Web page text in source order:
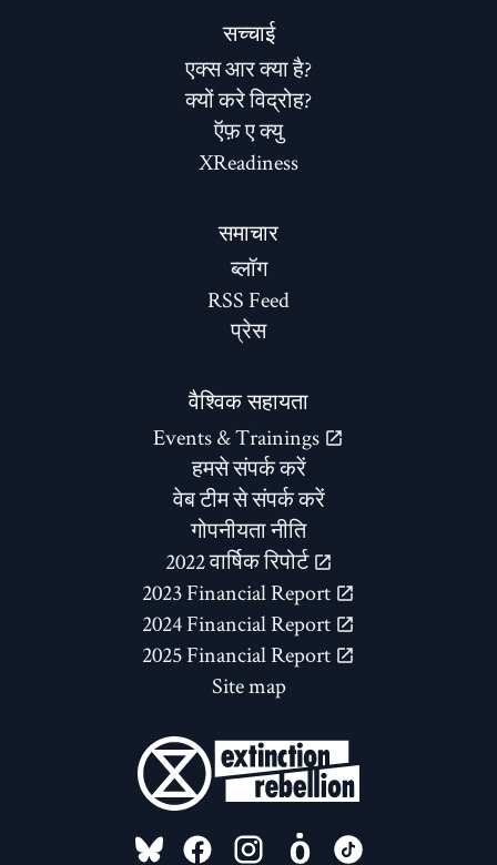
सच्चाई
एक्स आर क्या है?
क्यों करे विद्रोह?
ऍफ़ ए क्यु
XReadiness
समाचार
ब्लॉग
RSS Feed
प्रेस
वैश्विक सहायता
Events & Trainings
हमसे संपर्क करें
वेब टीम से संपर्क करें
गोपनीयता नीति
2022 वार्षिक रिपोर्ट
2023 Financial Report
2024 Financial Report
2025 Financial Report
Site map
FOLLOW US ON